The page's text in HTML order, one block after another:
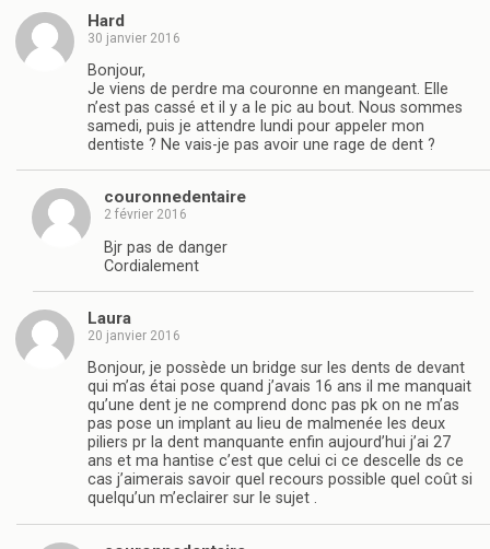
Hard
30 janvier 2016
Bonjour,
Je viens de perdre ma couronne en mangeant. Elle
n’est pas cassé et il y a le pic au bout. Nous sommes
samedi, puis je attendre lundi pour appeler mon
dentiste ? Ne vais-je pas avoir une rage de dent ?
couronnedentaire
2 février 2016
Bjr pas de danger
Cordialement
Laura
20 janvier 2016
Bonjour, je possède un bridge sur les dents de devant
qui m’as étai pose quand j’avais 16 ans il me manquait
qu’une dent je ne comprend donc pas pk on ne m’as
pas pose un implant au lieu de malmenée les deux
piliers pr la dent manquante enfin aujourd’hui j’ai 27
ans et ma hantise c’est que celui ci ce descelle ds ce
cas j’aimerais savoir quel recours possible quel coût si
quelqu’un m’eclairer sur le sujet .